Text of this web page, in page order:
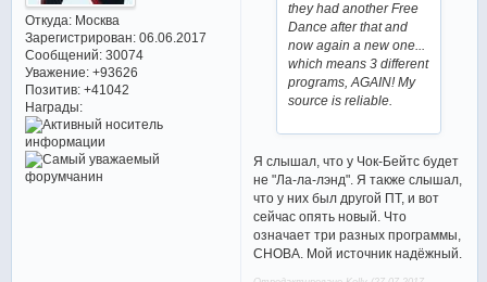
Откуда:Москва
Зарегистрирован: 06.06.2017
Сообщений:30074
Уважение: +93626
Позитив: +41042
Награды:
they had another Free
Dance after that and
now again a new one...
which means 3 different
programs, AGAIN! My
source is reliable.
Я слышал, что у Чок-Бейтс будет
не "Ла-ла-лэнд". Я также слышал,
что у них был другой ПТ, и вот
сейчас опять новый. Что
означает три разных программы,
СНОВА. Мой источник надёжный.